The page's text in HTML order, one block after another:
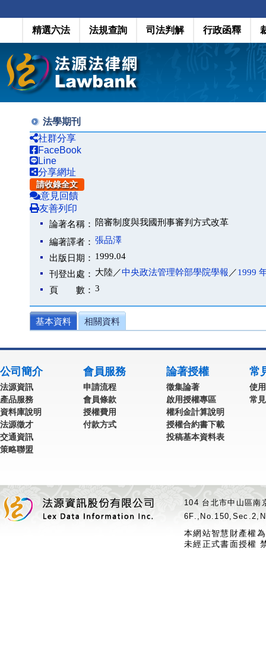
精選六法 法規查詢 司法判解 行政函釋
法學期刊
社群分享
FaceBook
Line
分享網址
請收錄全文
意見回饋
友善列印
論著名稱： 陪審制度與我國刑事審判方式改革
編著譯者： 張品澤
出版日期： 1999.04
刊登出處： 大陸／中央政法管理幹部學院學報 ／1999
頁 數： 3
基本資料 相關資料
公司簡介
法源資訊
產品服務
資料庫說明
法源徵才
交通資訊
策略聯盟
會員服務
申請流程
會員條款
授權費用
付款方式
論著授權
徵集論著
啟用授權專區
權利金計算說明
授權合約書下載
投稿基本資料表
常
使
常
104 台北市中山區
本網站智慧財產權
未經正式書面授權